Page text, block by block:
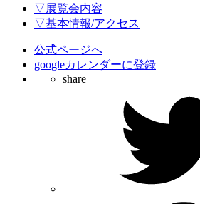
▽展覧会内容
▽基本情報/アクセス
公式ページへ
googleカレンダーに登録
share